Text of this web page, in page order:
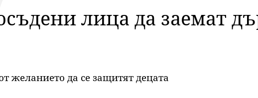
лица да заемат
желанието да се защитят децата